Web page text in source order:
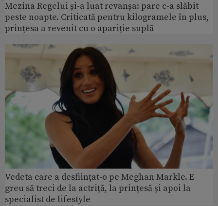
Mezina Regelui și-a luat revanșa: pare c-a slăbit
peste noapte. Criticată pentru kilogramele în plus,
prințesa a revenit cu o apariție suplă
Vedeta care a desființat-o pe Meghan Markle. E
greu să treci de la actriță, la prințesă și apoi la
specialist de lifestyle